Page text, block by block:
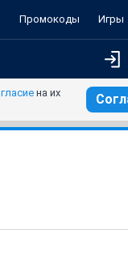
Промокоды Игры
на их